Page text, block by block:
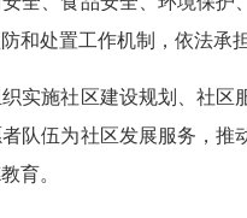
和处置工作机制，依法承
织实施社区建设规划、社
队伍为社区发展服务，推
育。